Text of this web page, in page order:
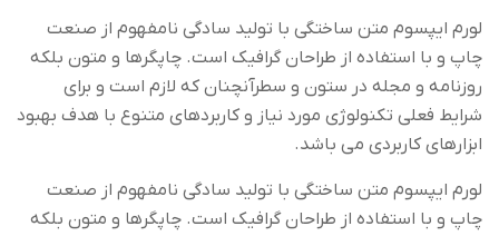
لورم ایپسوم متن ساختگی با تولید سادگی نامفهوم از صنعت
چاپ و با استفاده از طراحان گرافیک است. چاپگرها و متون بلکه
روزنامه و مجله در ستون و سطرآنچنان که لازم است و برای
شرایط فعلی تکنولوژی مورد نیاز و کاربردهای متنوع با هدف بهبود
ابزارهای کاربردی می باشد.
لورم ایپسوم متن ساختگی با تولید سادگی نامفهوم از صنعت
چاپ و با استفاده از طراحان گرافیک است. چاپگرها و متون بلکه